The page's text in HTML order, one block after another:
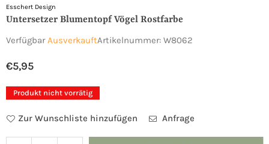
Esschert Design
Untersetzer Blumentopf Vögel Rostfarbe
VerfügbarAusverkauftArtikelnummer: W8062
Normaler
Preis
€5,95
Produkt nicht vorrätig
Zur Wunschliste hinzufügen Anfrage